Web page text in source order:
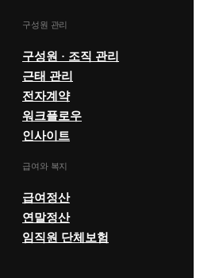
구성원 관리
구성원 · 조직 관리
근태 관리
전자계약
워크플로우
인사이트
급여와 복지
급여정산
연말정산
임직원 단체보험